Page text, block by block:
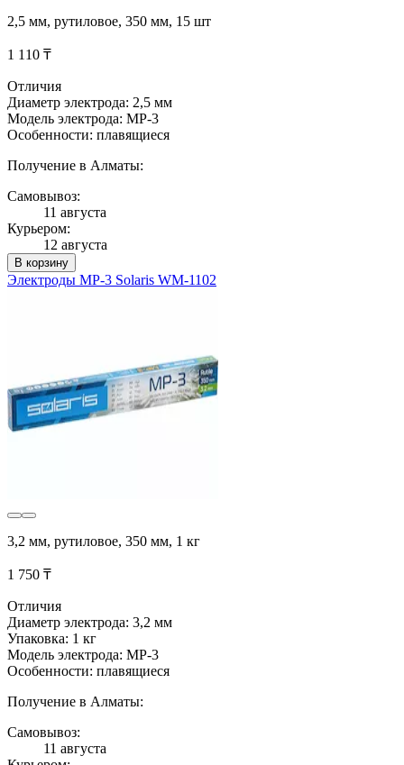
2,5 мм, рутиловое, 350 мм, 15 шт
1 110 ₸
Отличия
Диаметр электрода: 2,5 мм
Модель электрода: МР-3
Особенности: плавящиеся
Получение в Алматы:
Самовывоз:
11 августа
Курьером:
12 августа
В корзину
Электроды МР-3 Solaris WM-1102
3,2 мм, рутиловое, 350 мм, 1 кг
1 750 ₸
Отличия
Диаметр электрода: 3,2 мм
Упаковка: 1 кг
Модель электрода: МР-3
Особенности: плавящиеся
Получение в Алматы:
Самовывоз:
11 августа